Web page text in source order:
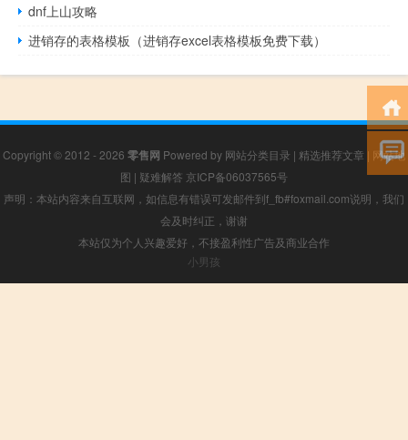
dnf上山攻略
进销存的表格模板（进销存excel表格模板免费下载）
Copyright © 2012 - 2026 零售网 Powered by 网站分类目录 | 精选推荐文章 | 网站地
图 | 疑难解答 京ICP备06037565号
声明：本站内容来自互联网，如信息有错误可发邮件到f_fb#foxmail.com说明，我们
会及时纠正，谢谢
本站仅为个人兴趣爱好，不接盈利性广告及商业合作
小男孩